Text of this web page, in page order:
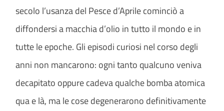
secolo l’usanza del Pesce d’Aprile cominciò a
diffondersi a macchia d’olio in tutto il mondo e in
tutte le epoche. Gli episodi curiosi nel corso degli
anni non mancarono: ogni tanto qualcuno veniva
decapitato oppure cadeva qualche bomba atomica
qua e là, ma le cose degenerarono definitivamente